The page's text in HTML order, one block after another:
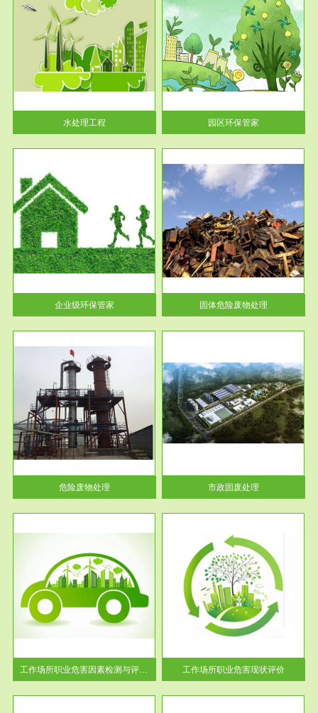
水处理工程
服务范围
园区环保管家
2016 年 4 月，环保部下发《关
于积极发挥环境保护作用促进供
给侧结...
园区环保管家
企业级环保管家
服务范围
固体危险废物处理
固体废物解释：固体废物是指人
们在生产建设、日常生活和其他
活动中...
固体危险废物处理
危险废物处理
服务范围
市政固废处理
蔚蓝生态环境科技所从事的市政
废物处理业务包括市政废物的处
理处...
市政固废处理
工作场所职业危害因素检测与评价...
服务范围
工作场所职业危害现状评价
【现状评价意义】：具体因素---
-通过质谱分析等多种手段明确
工作场...
工作场所职业危害现状评价